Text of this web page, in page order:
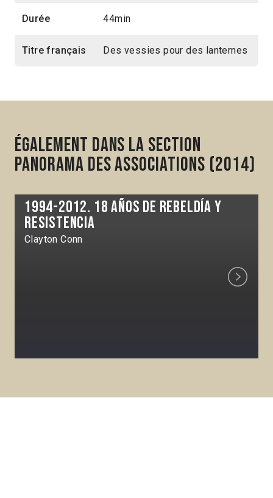
Durée 44min
Titre français Des vessies pour des lanternes
Également dans la section
Panorama des associations (2014)
1994-2012. 18 años de rebeldía y
resistencia
Clayton Conn
Next